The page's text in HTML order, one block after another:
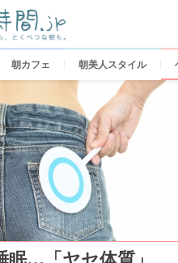
朝カフェ 朝美人スタイル